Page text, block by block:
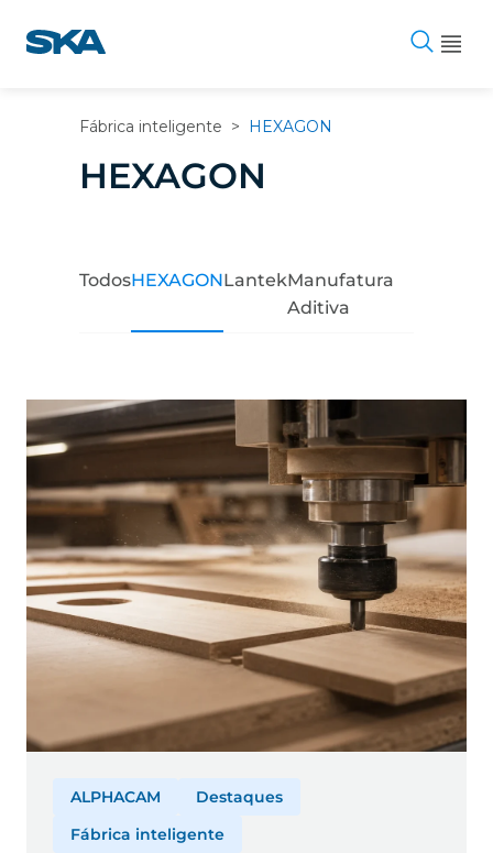
para
Fábrica inteligente > HEXAGON
HEXAGON
TodosHEXAGONLantekManufatura
Aditiva
ALPHACAM
Destaques
Fábrica inteligente